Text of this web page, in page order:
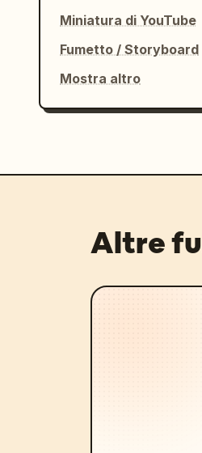
Miniatura di YouTube
Fumetto / Storyboard
Mostra altro
Altre